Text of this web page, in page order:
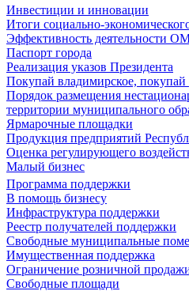
Инвестиции и инновации
Итоги социально-
Эффективность деятельности
Паспорт города
Реализация указов Президента
Покупай владимирское, покупай
Порядок размещения
территории муниципального
Ярмарочные площадки
Продукция предприятий
Оценка регулирующего
Малый бизнес
Программа поддержки
В помощь бизнесу
Инфраструктура поддержки
Реестр получателей поддержки
Свободные муниципальные
Имущественная поддержка
Ограничение розничной
Свободные площади